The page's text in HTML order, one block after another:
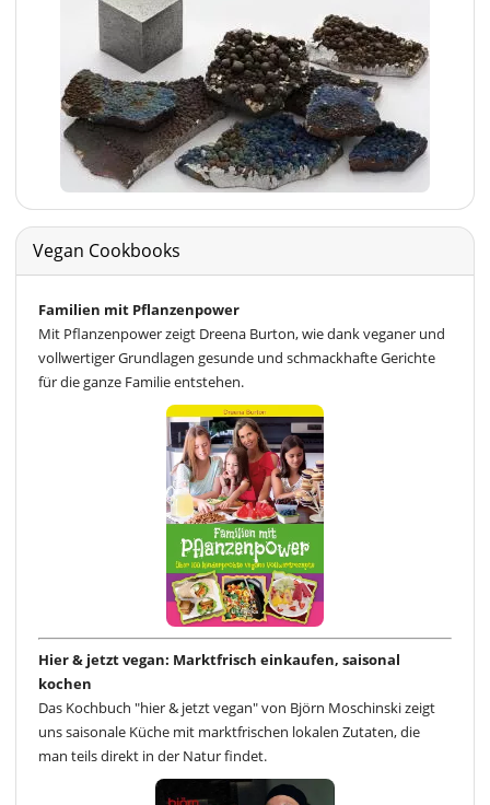
Vegan Cookbooks
Familien mit Pflanzenpower
Mit Pflanzenpower zeigt Dreena Burton, wie dank veganer und
vollwertiger Grundlagen gesunde und schmackhafte Gerichte
für die ganze Familie entstehen.
Hier & jetzt vegan: Marktfrisch einkaufen, saisonal
kochen
Das Kochbuch "hier & jetzt vegan" von Björn Moschinski zeigt
uns saisonale Küche mit marktfrischen lokalen Zutaten, die
man teils direkt in der Natur findet.